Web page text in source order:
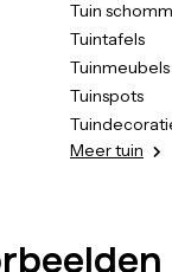
Tuin
Tuintafels
Tuinmeubels
Tuinspots
Meertuin